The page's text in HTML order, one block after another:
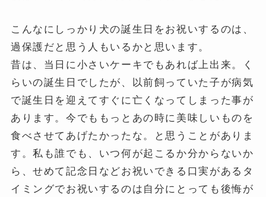
こんなにしっかり犬の誕生日をお祝いするのは、
過保護だと思う人もいるかと思います。
昔は、当日に小さいケーキでもあれば上出来。く
らいの誕生日でしたが、以前飼っていた子が病気
で誕生日を迎えてすぐに亡くなってしまった事が
あります。今でももっとあの時に美味しいものを
食べさせてあげたかったな。と思うことがありま
す。私も誰でも、いつ何が起こるか分からないか
ら、せめて記念日などお祝いできる口実があるタ
イミングでお祝いするのは自分にとっても後悔が